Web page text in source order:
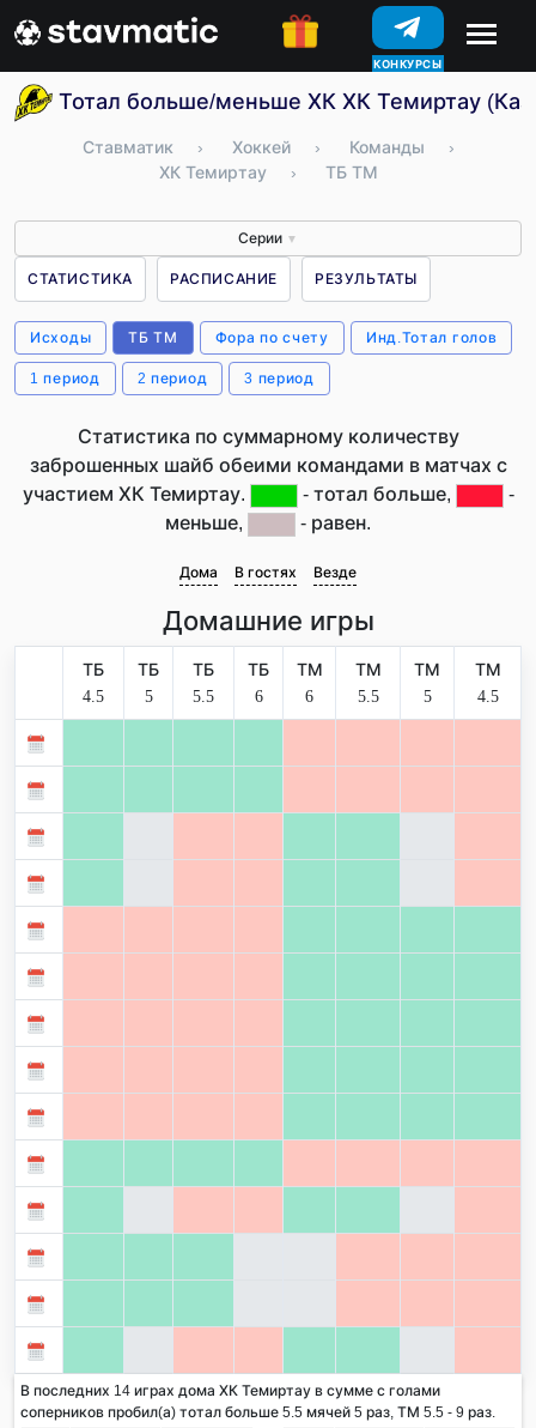
КОНКУРСЫ
Тотал больше/меньше ХК ХК Темиртау
Ставматик › Хоккей › Команды
›
ХК Темиртау
› ТБ ТМ
Серии ▼
СТАТИСТИКА РАСПИСАНИЕ РЕЗУЛЬТАТЫ
Исходы ТБ ТМ Фора по счету Инд.Тотал голов
1 период 2 период 3 период
Статистика по суммарному количеству
заброшенных шайб обеими командами в матчах с
участием ХК Темиртау.
- тотал больше,
-
меньше,
- равен.
Дома В гостях Везде
Домашние игры
ТБ
4.5
ТБ
5
ТБ
5.5
ТБ
6
ТМ
6
ТМ
5.5
ТМ
5
ТМ
4.5
В последних 14 играх дома ХК Темиртау в сумме с голами
соперников пробил(а) тотал больше 5.5 мячей 5 раз, ТМ 5.5 - 9 раз.